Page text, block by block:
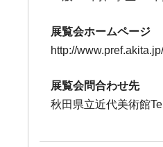
展覧会ホームページ
http://
展覧会問合わせ先
秋田県立近代美術館